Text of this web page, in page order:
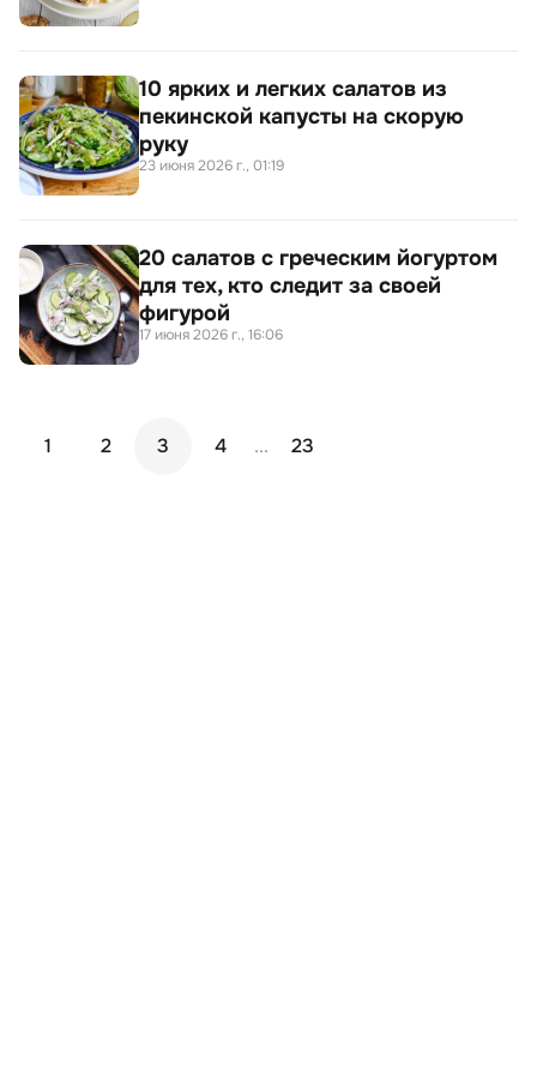
10 ярких и легких салатов из
пекинской капусты на скорую
руку
23 июня 2026 г., 01:19
20 салатов с греческим йогуртом
для тех, кто следит за своей
фигурой
17 июня 2026 г., 16:06
1 2 3 4 ... 23